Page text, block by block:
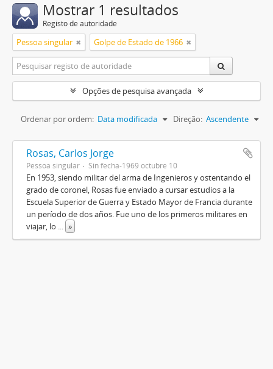
Mostrar 1 resultados
Registo de autoridade
Pessoa singular Golpe de Estado de 1966
Opções de pesquisa avançada
Ordenar por ordem: Data modificada Direção: Ascendente
Rosas, Carlos Jorge
Pessoa singular Sin fecha-1969 octubre 10
En 1953, siendo militar del arma de Ingenieros y ostentando el
grado de coronel, Rosas fue enviado a cursar estudios a la
Escuela Superior de Guerra y Estado Mayor de Francia durante
un período de dos años. Fue uno de los primeros militares en
viajar, lo ... »